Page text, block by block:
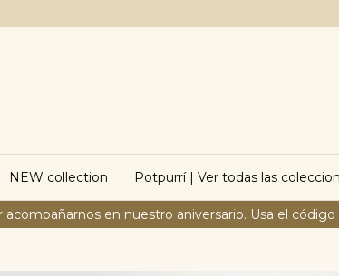
acompañarnos en nuestro aniversario. Usa el
NEW collection Potpurrí | Ver todas las